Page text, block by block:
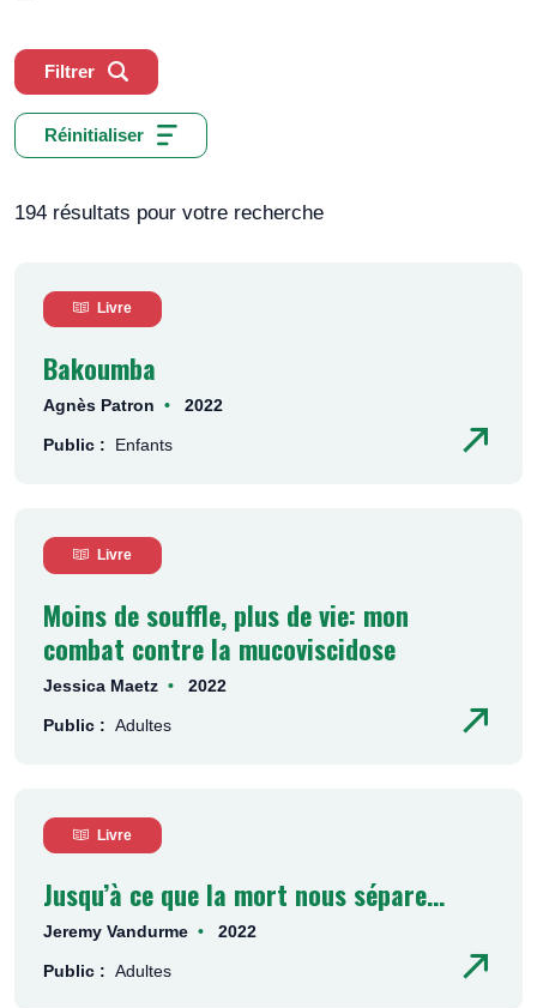
Filtrer
Réinitialiser
194 résultats pour votre recherche
Livre
Bakoumba
Agnès Patron 2022
Public : Enfants
Livre
Moins de souffle, plus de vie: mon
combat contre la mucoviscidose
Jessica Maetz 2022
Public : Adultes
Livre
Jusqu’à ce que la mort nous sépare…
Jeremy Vandurme 2022
Public : Adultes